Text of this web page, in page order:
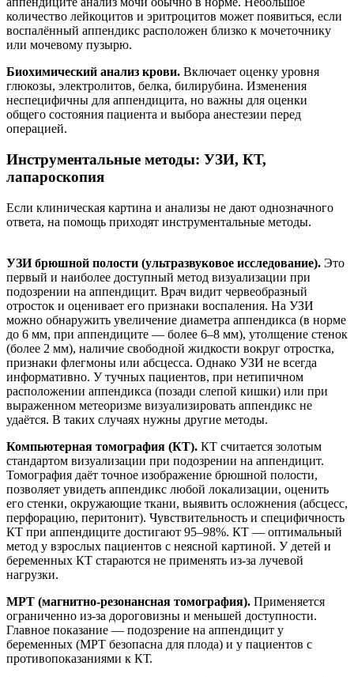
количество лейкоцитов и эритроцитов может появиться, если
воспалённый аппендикс расположен близко к мочеточнику
или мочевому пузырю.
Биохимический анализ крови. Включает оценку уровня
глюкозы, электролитов, белка, билирубина. Изменения
неспецифичны для аппендицита, но важны для оценки
общего состояния пациента и выбора анестезии перед
операцией.
Инструментальные методы: УЗИ, КТ,
лапароскопия
Если клиническая картина и анализы не дают однозначного
ответа, на помощь приходят инструментальные методы.
УЗИ брюшной полости (ультразвуковое исследование). Это
первый и наиболее доступный метод визуализации при
подозрении на аппендицит. Врач видит червеобразный
отросток и оценивает его признаки воспаления. На УЗИ
можно обнаружить увеличение диаметра аппендикса (в норме
до 6 мм, при аппендиците — более 6–8 мм), утолщение стенок
(более 2 мм), наличие свободной жидкости вокруг отростка,
признаки флегмоны или абсцесса. Однако УЗИ не всегда
информативно. У тучных пациентов, при нетипичном
расположении аппендикса (позади слепой кишки) или при
выраженном метеоризме визуализировать аппендикс не
удаётся. В таких случаях нужны другие методы.
Компьютерная томография (КТ). КТ считается золотым
стандартом визуализации при подозрении на аппендицит.
Томография даёт точное изображение брюшной полости,
позволяет увидеть аппендикс любой локализации, оценить
его стенки, окружающие ткани, выявить осложнения (абсцесс,
перфорацию, перитонит). Чувствительность и специфичность
КТ при аппендиците достигают 95–98%. КТ — оптимальный
метод у взрослых пациентов с неясной картиной. У детей и
беременных КТ стараются не применять из-за лучевой
нагрузки.
МРТ (магнитно-резонансная томография). Применяется
ограниченно из-за дороговизны и меньшей доступности.
Главное показание — подозрение на аппендицит у
беременных (МРТ безопасна для плода) и у пациентов с
противопоказаниями к КТ.